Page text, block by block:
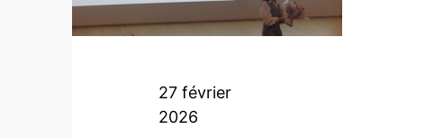
27 février
2026